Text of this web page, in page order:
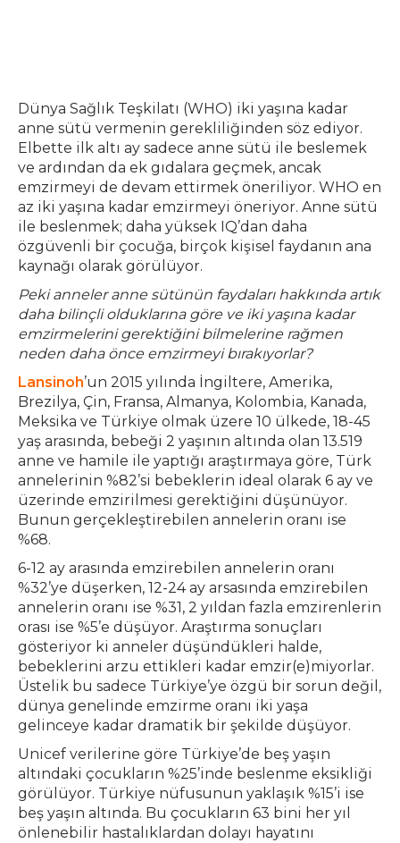
Dünya Sağlık Teşkilatı (WHO) iki yaşına kadar
anne sütü vermenin gerekliliğinden söz ediyor.
Elbette ilk altı ay sadece anne sütü ile beslemek
ve ardından da ek gıdalara geçmek, ancak
emzirmeyi de devam ettirmek öneriliyor. WHO en
az iki yaşına kadar emzirmeyi öneriyor. Anne sütü
ile beslenmek; daha yüksek IQ’dan daha
özgüvenli bir çocuğa, birçok kişisel faydanın ana
kaynağı olarak görülüyor.
Peki anneler anne sütünün faydaları hakkında artık
daha bilinçli olduklarına göre ve iki yaşına kadar
emzirmelerini gerektiğini bilmelerine rağmen
neden daha önce emzirmeyi bırakıyorlar?
Lansinoh’un 2015 yılında İngiltere, Amerika,
Brezilya, Çin, Fransa, Almanya, Kolombia, Kanada,
Meksika ve Türkiye olmak üzere 10 ülkede, 18-45
yaş arasında, bebeği 2 yaşının altında olan 13.519
anne ve hamile ile yaptığı araştırmaya göre, Türk
annelerinin %82’si bebeklerin ideal olarak 6 ay ve
üzerinde emzirilmesi gerektiğini düşünüyor.
Bunun gerçekleştirebilen annelerin oranı ise
%68.
6-12 ay arasında emzirebilen annelerin oranı
%32’ye düşerken, 12-24 ay arsasında emzirebilen
annelerin oranı ise %31, 2 yıldan fazla emzirenlerin
orası ise %5’e düşüyor. Araştırma sonuçları
gösteriyor ki anneler düşündükleri halde,
bebeklerini arzu ettikleri kadar emzir(e)miyorlar.
Üstelik bu sadece Türkiye’ye özgü bir sorun değil,
dünya genelinde emzirme oranı iki yaşa
gelinceye kadar dramatik bir şekilde düşüyor.
Unicef verilerine göre Türkiye’de beş yaşın
altındaki çocukların %25’inde beslenme eksikliği
görülüyor. Türkiye nüfusunun yaklaşık %15’i ise
beş yaşın altında. Bu çocukların 63 bini her yıl
önlenebilir hastalıklardan dolayı hayatını